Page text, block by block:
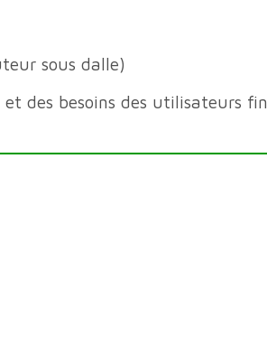
sous dalle)
des besoins des utilisateurs